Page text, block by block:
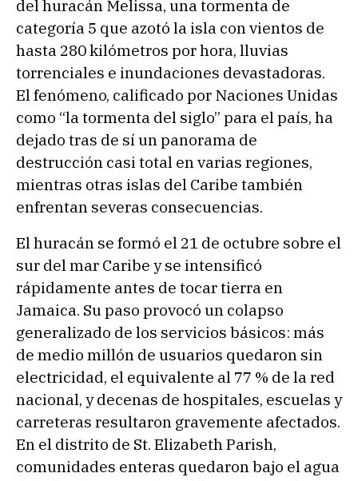
del huracán Melissa, una tormenta de
categoría 5 que azotó la isla con vientos de
hasta 280 kilómetros por hora, lluvias
torrenciales e inundaciones devastadoras.
El fenómeno, calificado por Naciones Unidas
como “la tormenta del siglo” para el país, ha
dejado tras de sí un panorama de
destrucción casi total en varias regiones,
mientras otras islas del Caribe también
enfrentan severas consecuencias.
El huracán se formó el 21 de octubre sobre el
sur del mar Caribe y se intensificó
rápidamente antes de tocar tierra en
Jamaica. Su paso provocó un colapso
generalizado de los servicios básicos: más
de medio millón de usuarios quedaron sin
electricidad, el equivalente al 77 % de la red
nacional, y decenas de hospitales, escuelas y
carreteras resultaron gravemente afectados.
En el distrito de St. Elizabeth Parish,
comunidades enteras quedaron bajo el agua